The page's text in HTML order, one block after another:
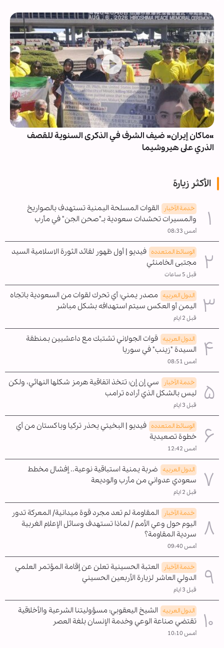
«ماكان إيران» ضيف الشرف في الذكرى السنوية للقصف
الذري على هيروشيما
الأكثر زيارة
خدمة الأخبار
القوات المسلحة اليمنية تستهدف بالصواريخ
والمسيرات تحشدات سعودية بـ"صحن الجن" في مأرب
أمس 08:33
الوسائط المتعدده فيديو | أول ظهور لقائد الثورة الاسلامية السيد
مجتبى الخامنئي
قبل 5 ساعات
الدول العربیه مصدر يمني: أي تحرك لقوات من السعودية باتجاه
اليمن أو العكس سيتم استهدافه بشكل مباشر
قبل 2 ايام
الدول العربیه قوات الجولاني تشتبك مع داعشيين بمنطقة
السيدة "زينب" في سوريا
أمس 08:51
خدمة الأخبار
سي إن إن: تتخذ اتفاقية هرمز شكلها النهائي، ولكن
ليس بالشكل الذي أراده ترامب
قبل 3 ايام
الوسائط المتعدده فيديو | البخيتي يحذر تركيا وباكستان من أي
خطوة تصعيدية
أمس 12:42
الدول العربیه ضربة يمنية استباقية نوعية.. إفشال مخطط
سعودي عدواني من مأرب والوديعة
قبل 2 ايام
خدمة الأخبار
المقاومة لم تعد مجرد قوة ميدانية/ المعركة تدور
اليوم حول وعي الأمم / لماذا تستهدف وسائل الإعلام الغربية
سردية المقاومة؟
أمس 09:40
خدمة الأخبار
العتبة الحسينية تعلن عن إقامة المؤتمر العلمي
الدولي العاشر لزيارة الأربعين الحسيني
قبل 3 ايام
الدول العربیه الشيخ اليعقوبي: مسؤوليتنا الشرعية والأخلاقية
تقتضي صناعة الوعي وخدمة الإنسان بلغة العصر
أمس 10:10